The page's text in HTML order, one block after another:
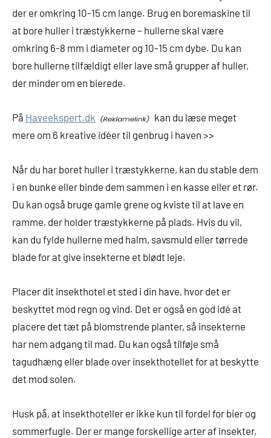
der er omkring 10-15 cm lange. Brug en boremaskine til
at bore huller i træstykkerne – hullerne skal være
omkring 6-8 mm i diameter og 10-15 cm dybe. Du kan
bore hullerne tilfældigt eller lave små grupper af huller,
der minder om en bierede.
På Haveekspert.dk
kan du læse meget
mere om 6 kreative idéer til genbrug i haven >>
Når du har boret huller i træstykkerne, kan du stable dem
i en bunke eller binde dem sammen i en kasse eller et rør.
Du kan også bruge gamle grene og kviste til at lave en
ramme, der holder træstykkerne på plads. Hvis du vil,
kan du fylde hullerne med halm, savsmuld eller tørrede
blade for at give insekterne et blødt leje.
Placer dit insekthotel et sted i din have, hvor det er
beskyttet mod regn og vind. Det er også en god idé at
placere det tæt på blomstrende planter, så insekterne
har nem adgang til mad. Du kan også tilføje små
tagudhæng eller blade over insekthotellet for at beskytte
det mod solen.
Husk på, at insekthoteller er ikke kun til fordel for bier og
sommerfugle. Der er mange forskellige arter af insekter,